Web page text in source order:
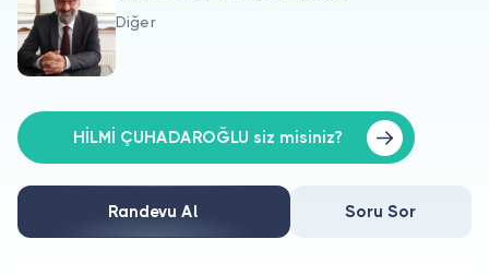
Hakkımızda
Doktorlar için
Doktor musunuz?
Diğer
HİLMİ ÇUHADAROĞLU siz misiniz?
Randevu Al Soru Sor